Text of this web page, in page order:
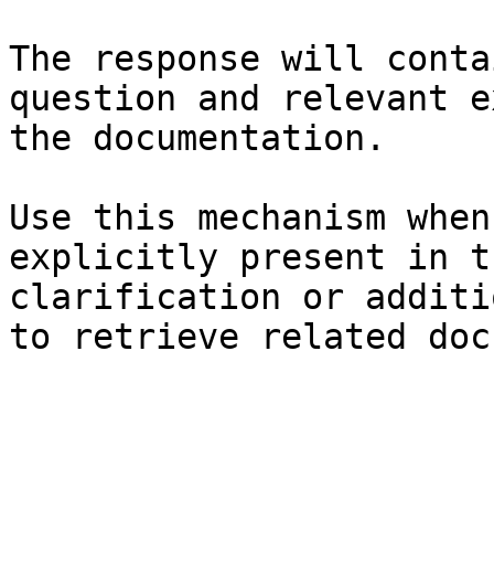
The response will
question and relevant
the documentation.
Use this mechanism
explicitly present in
clarification or